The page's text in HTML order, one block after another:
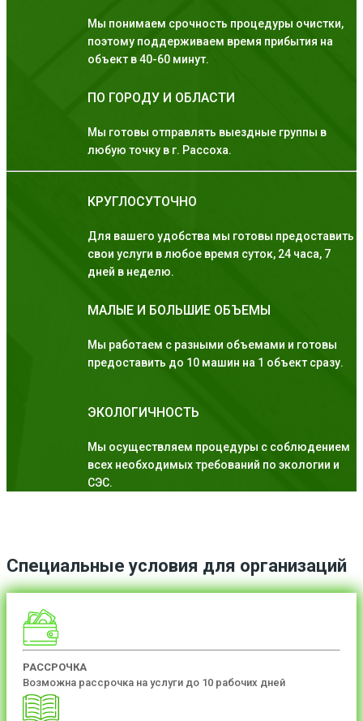
Мы понимаем срочность процедуры очистки,
поэтому поддерживаем время прибытия на
объект в 40-60 минут.
ПО ГОРОДУ И ОБЛАСТИ
Мы готовы отправлять выездные группы в
любую точку в г. Рассоха.
КРУГЛОСУТОЧНО
Для вашего удобства мы готовы предоставить
свои услуги в любое время суток, 24 часа, 7
дней в неделю.
МАЛЫЕ И БОЛЬШИЕ ОБЪЕМЫ
Мы работаем с разными объемами и готовы
предоставить до 10 машин на 1 объект сразу.
ЭКОЛОГИЧНОСТЬ
Мы осуществляем процедуры с соблюдением
всех необходимых требований по экологии и
СЭС.
Специальные условия для организаций
РАССРОЧКА
Возможна рассрочка на услуги до 10 рабочих дней